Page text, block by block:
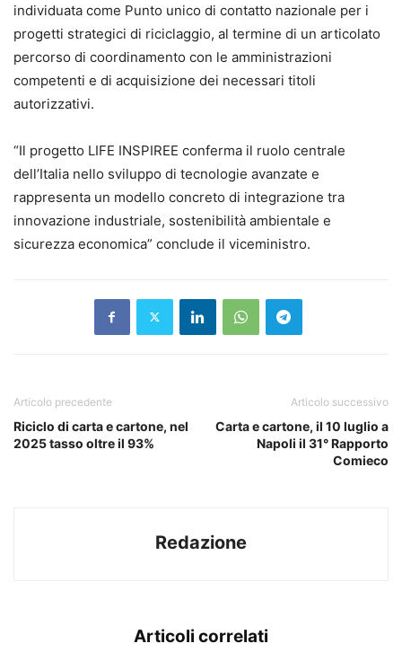
individuata come Punto unico di contatto nazionale per i
progetti strategici di riciclaggio, al termine di un articolato
percorso di coordinamento con le amministrazioni
competenti e di acquisizione dei necessari titoli
autorizzativi.
“Il progetto LIFE INSPIREE conferma il ruolo centrale
dell’Italia nello sviluppo di tecnologie avanzate e
rappresenta un modello concreto di integrazione tra
innovazione industriale, sostenibilità ambientale e
sicurezza economica” conclude il viceministro.
Articolo precedente
Riciclo di carta e cartone, nel
2025 tasso oltre il 93%
Articolo successivo
Carta e cartone, il 10 luglio a
Napoli il 31° Rapporto
Comieco
Redazione
Articoli correlati